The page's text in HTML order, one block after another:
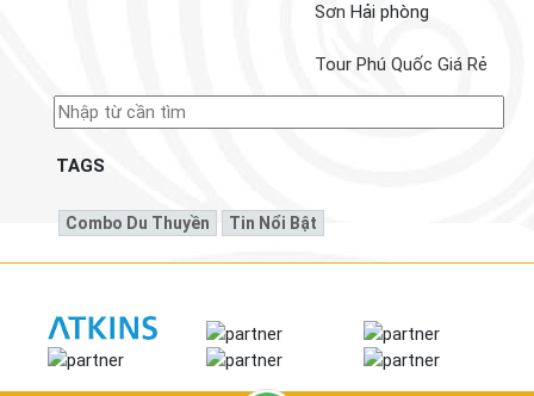
Sơn Hải phòng
Tour Phú Quốc Giá Rẻ
TAGS
Combo Du Thuyền Tin Nổi Bật